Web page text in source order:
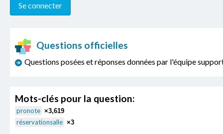
Questions officielles
Questions posées et réponses données par l'équipe
Mots-clés pour la question:
pronote ×3,619
réservationsalle ×3